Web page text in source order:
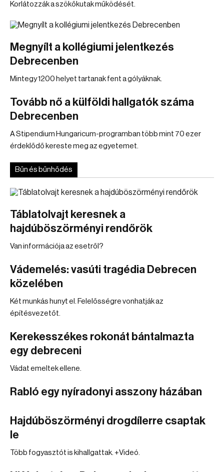
Korlátozzák a szökőkutak működését.
Megnyílt a kollégiumi jelentkezés
Debrecenben
Mintegy 1200 helyet tartanak fent a gólyáknak.
Tovább nő a külföldi hallgatók száma
Debrecenben
A Stipendium Hungaricum-programban több mint 70 ezer
érdeklődő kereste meg az egyetemet.
Bűn és bűnhődés
Táblatolvajt keresnek a
hajdúböszörményi rendőrök
Van információja az esetről?
Vádemelés: vasúti tragédia Debrecen
közelében
Két munkás hunyt el. Felelősségre vonhatják az
építésvezetőt.
Kerekesszékes rokonát bántalmazta
egy debreceni
Vádat emeltek ellene.
Rabló egy nyíradonyi asszony házában
Hajdúböszörményi drogdílerre csaptak
le
Több fogyasztót is kihallgattak. +Videó.